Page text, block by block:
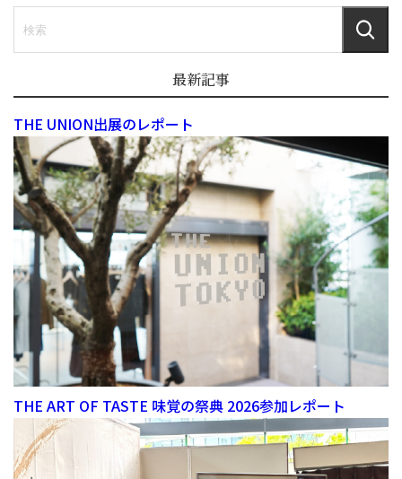
最新記事
THE UNION出展のレポート
THE ART OF TASTE 味覚の祭典 2026参加レポート